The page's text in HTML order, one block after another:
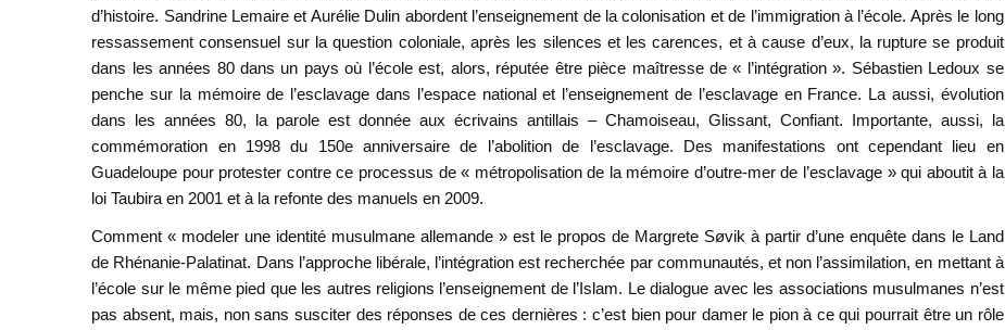
d’histoire. Sandrine Lemaire et Aurélie Dulin abordent l’enseignement de la colonisation et de l’immigration à l’école. Après le long
ressassement consensuel sur la question coloniale, après les silences et les carences, et à cause d’eux, la rupture se produit
dans les années 80 dans un pays où l’école est, alors, réputée être pièce maîtresse de « l’intégration ». Sébastien Ledoux se
penche sur la mémoire de l’esclavage dans l’espace national et l’enseignement de l’esclavage en France. La aussi, évolution
dans les années 80, la parole est donnée aux écrivains antillais – Chamoiseau, Glissant, Confiant. Importante, aussi, la
commémoration en 1998 du 150e anniversaire de l’abolition de l’esclavage. Des manifestations ont cependant lieu en
Guadeloupe pour protester contre ce processus de « métropolisation de la mémoire d’outre-mer de l’esclavage » qui aboutit à la
loi Taubira en 2001 et à la refonte des manuels en 2009.
Comment « modeler une identité musulmane allemande » est le propos de Margrete Søvik à partir d’une enquête dans le Land
de Rhénanie-Palatinat. Dans l’approche libérale, l’intégration est recherchée par communautés, et non l’assimilation, en mettant à
l’école sur le même pied que les autres religions l’enseignement de l’Islam. Le dialogue avec les associations musulmanes n’est
pas absent, mais, non sans susciter des réponses de ces dernières : c’est bien pour damer le pion à ce qui pourrait être un rôle